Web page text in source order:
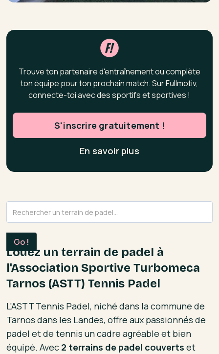
Louez un terrain de padel à
l'Association Sportive Turbomeca
Tarnos (ASTT) Tennis Padel
L'ASTT Tennis Padel, niché dans la commune de
Tarnos dans les Landes, offre aux passionnés de
padel et de tennis un cadre agréable et bien
équipé. Avec 2 terrains de padel couverts et
Trouve ton partenaire d'entraînement ou complète
ton équipe pour ton prochain match. Sur Fullmotiv,
connecte-toi avec des sportifs et sportives !
S'inscrire gratuitement !
En savoir plus